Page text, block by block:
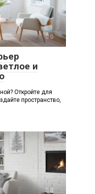
0
и
Откройте для
пространство,
0